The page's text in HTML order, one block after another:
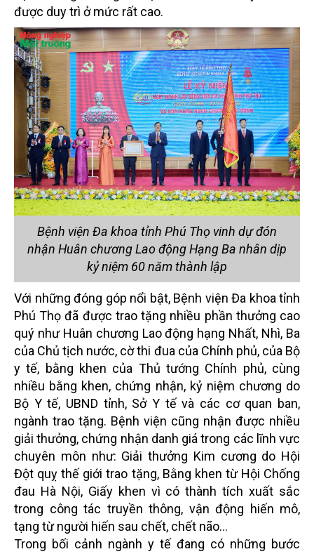
được duy trì ở mức rất cao.
Bệnh viện Đa khoa tỉnh Phú Thọ vinh dự đón
nhận Huân chương Lao động Hạng Ba nhân dịp
kỷ niệm 60 năm thành lập
Với những đóng góp nổi bật, Bệnh viện Đa khoa tỉnh
Phú Thọ đã được trao tặng nhiều phần thưởng cao
quý như Huân chương Lao động hạng Nhất, Nhì, Ba
của Chủ tịch nước, cờ thi đua của Chính phủ, của Bộ
y tế, bằng khen của Thủ tướng Chính phủ, cùng
nhiều bằng khen, chứng nhận, kỷ niệm chương do
Bộ Y tế, UBND tỉnh, Sở Y tế và các cơ quan ban,
ngành trao tặng. Bệnh viện cũng nhận được nhiều
giải thưởng, chứng nhận danh giá trong các lĩnh vực
chuyên môn như: Giải thưởng Kim cương do Hội
Đột quỵ thế giới trao tặng, Bằng khen từ Hội Chống
đau Hà Nội, Giấy khen vì có thành tích xuất sắc
trong công tác truyền thông, vận động hiến mô,
tạng từ người hiến sau chết, chết não…
Trong bối cảnh ngành y tế đang có những bước